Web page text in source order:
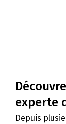
experte
Depuis